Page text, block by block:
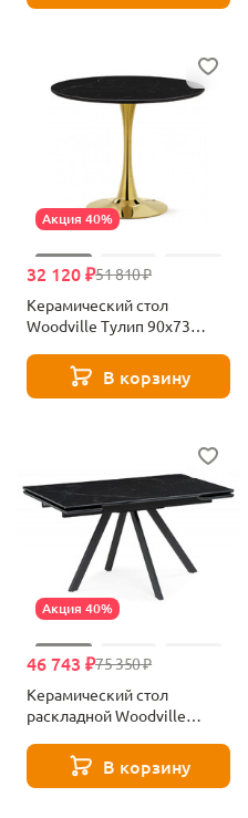
Акция 40%
51 810 ₽
32 120 ₽
Керамический стол
Woodville Тулип 90х73
600710
В корзину
Акция 40%
75 350 ₽
46 743 ₽
Керамический стол
раскладной Woodville
мрамор shakespeare 612196
В корзину